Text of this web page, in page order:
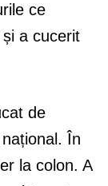
ce
a cucerit
de
În
la colon. A